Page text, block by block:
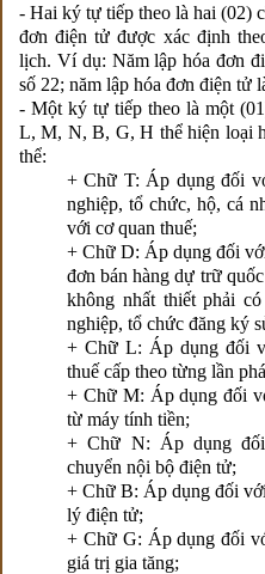
- Hai ký tự tiếp theo là hai (02)
đơn điện tử được xác định
lịch. Ví dụ: Năm lập hóa đơn
số 22; năm lập hóa đơn điện tử
- Một ký tự tiếp theo là một
L, M, N, B, G, H thể hiện loại
thể:
+ Chữ T: Áp dụng đối
nghiệp, tổ chức, hộ, cá
với cơ quan thuế;
+ Chữ D: Áp dụng đối
đơn bán hàng dự trữ
không nhất thiết phải
nghiệp, tổ chức đăng ký
+ Chữ L: Áp dụng đối
thuế cấp theo từng lần
+ Chữ M: Áp dụng đối
từ máy tính tiền;
+ Chữ N: Áp dụng
chuyển nội bộ điện tử;
+ Chữ B: Áp dụng đối
lý điện tử;
+ Chữ G: Áp dụng đối
giá trị gia tăng;